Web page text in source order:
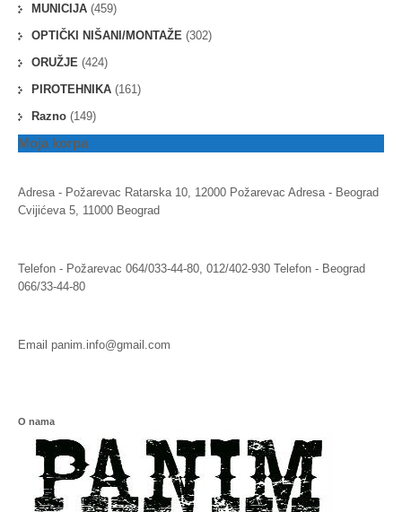
MUNICIJA (459)
OPTIČKI NIŠANI/MONTAŽE (302)
ORUŽJE (424)
PIROTEHNIKA (161)
Razno (149)
Moja korpa
Adresa - Požarevac Ratarska 10, 12000 Požarevac Adresa - Beograd
Cvijićeva 5, 11000 Beograd
Telefon - Požarevac 064/033-44-80, 012/402-930 Telefon - Beograd
066/33-44-80
Email panim.info@gmail.com
O nama